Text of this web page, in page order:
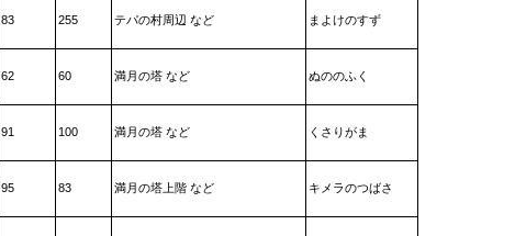
83 255 テパの村周辺 など まよけのすず
62 60 満月の塔 など ぬののふく
91 100 満月の塔 など くさりがま
95 83 満月の塔上階 など キメラのつばさ